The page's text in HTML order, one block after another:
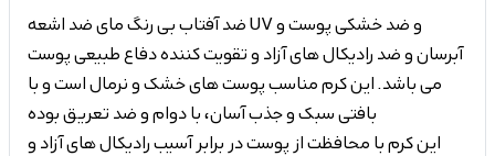
ضد آفتاب بی رنگ مای ضد اشعه UV و ضد خشکی پوست و
آبرسان و ضد رادیکال های آزاد و تقویت کننده دفاع طبیعی پوست
می باشد. این کرم مناسب پوست های خشک و نرمال است و با
بافتی سبک و جذب آسان، با دوام و ضد تعریق بوده